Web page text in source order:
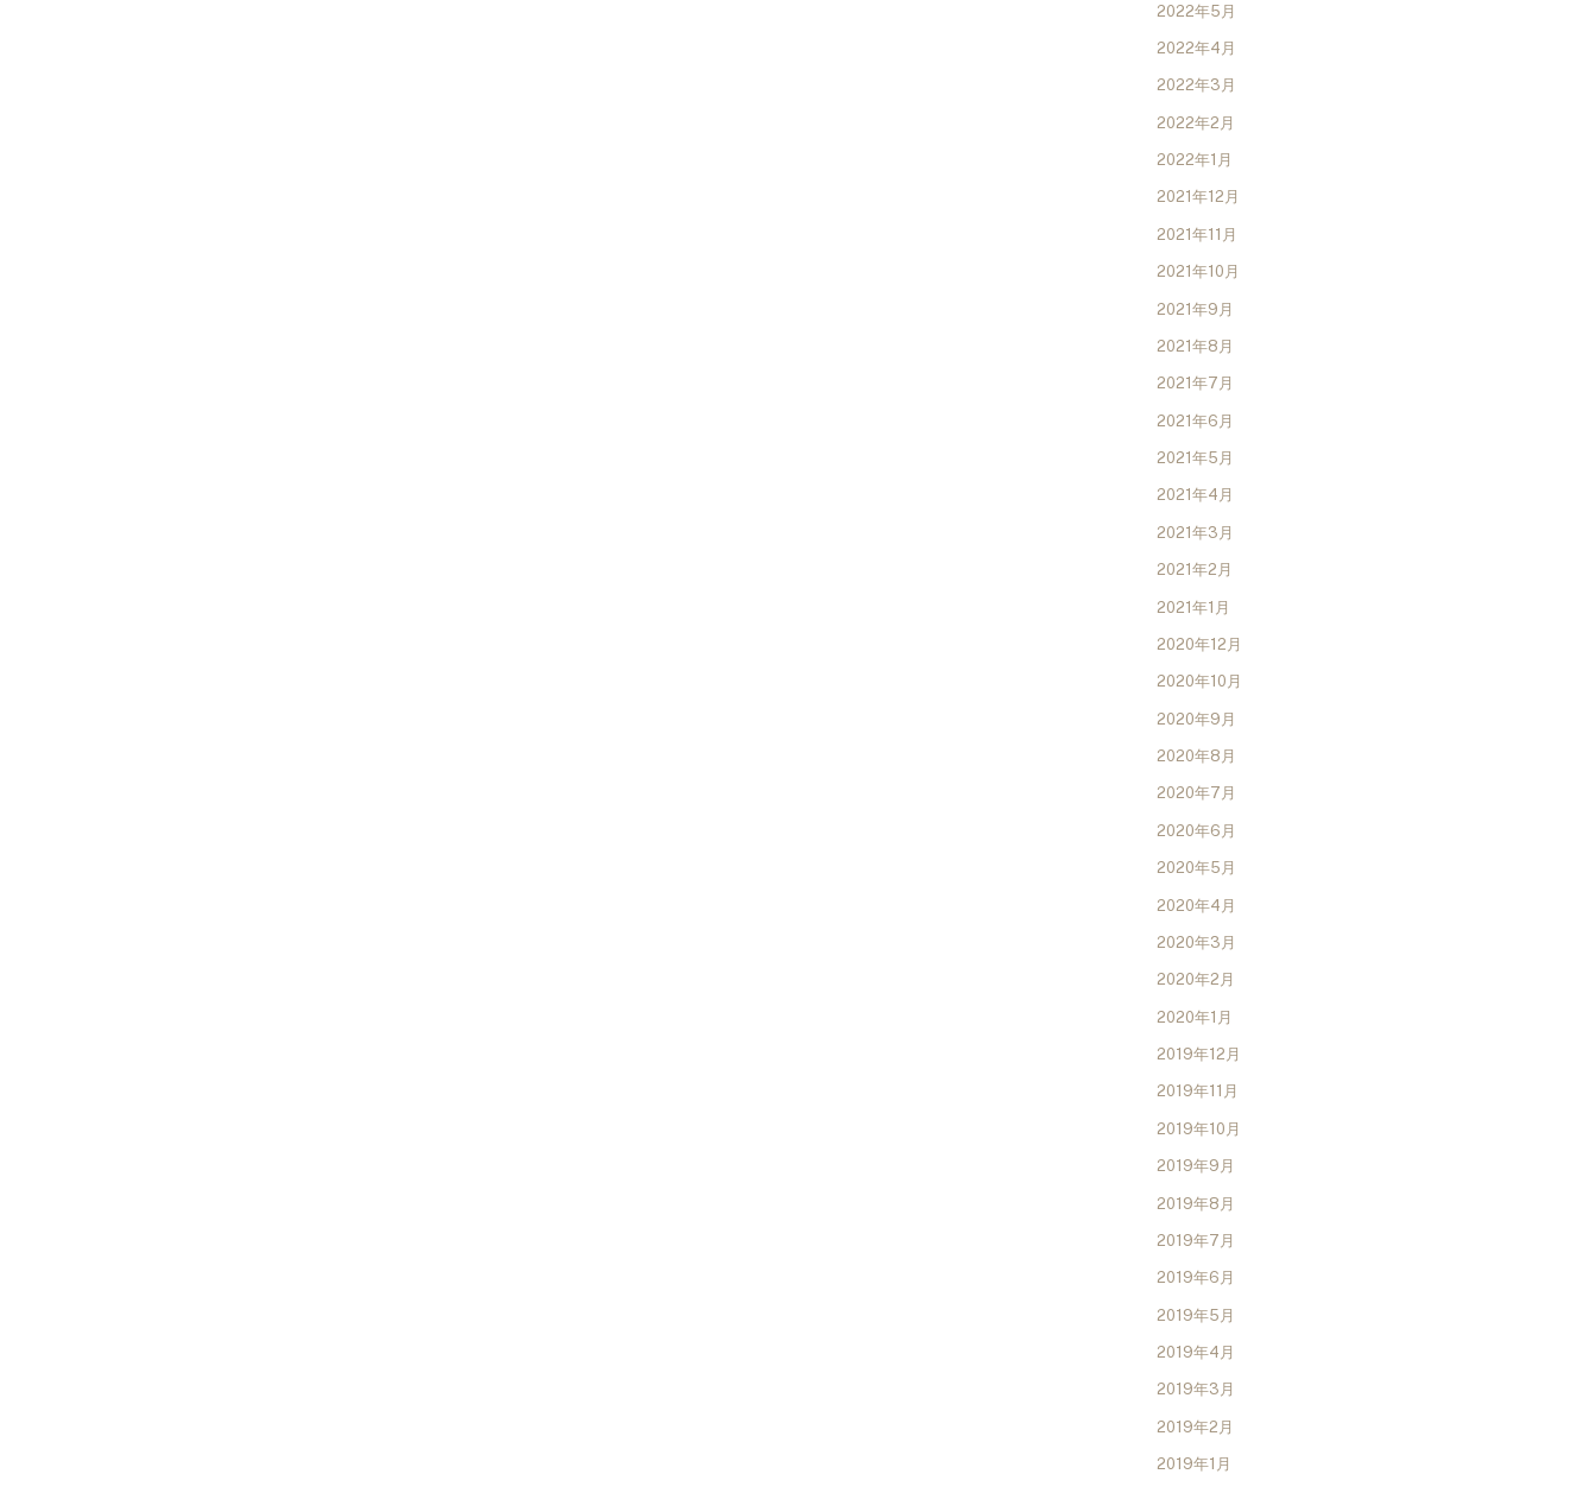
2022年5月
2022年4月
2022年3月
2022年2月
2022年1月
2021年12月
2021年11月
2021年10月
2021年9月
2021年8月
2021年7月
2021年6月
2021年5月
2021年4月
2021年3月
2021年2月
2021年1月
2020年12月
2020年10月
2020年9月
2020年8月
2020年7月
2020年6月
2020年5月
2020年4月
2020年3月
2020年2月
2020年1月
2019年12月
2019年11月
2019年10月
2019年9月
2019年8月
2019年7月
2019年6月
2019年5月
2019年4月
2019年3月
2019年2月
2019年1月